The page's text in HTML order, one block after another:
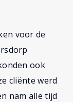
voor de
ook
cliënte werd
nam alle tijd